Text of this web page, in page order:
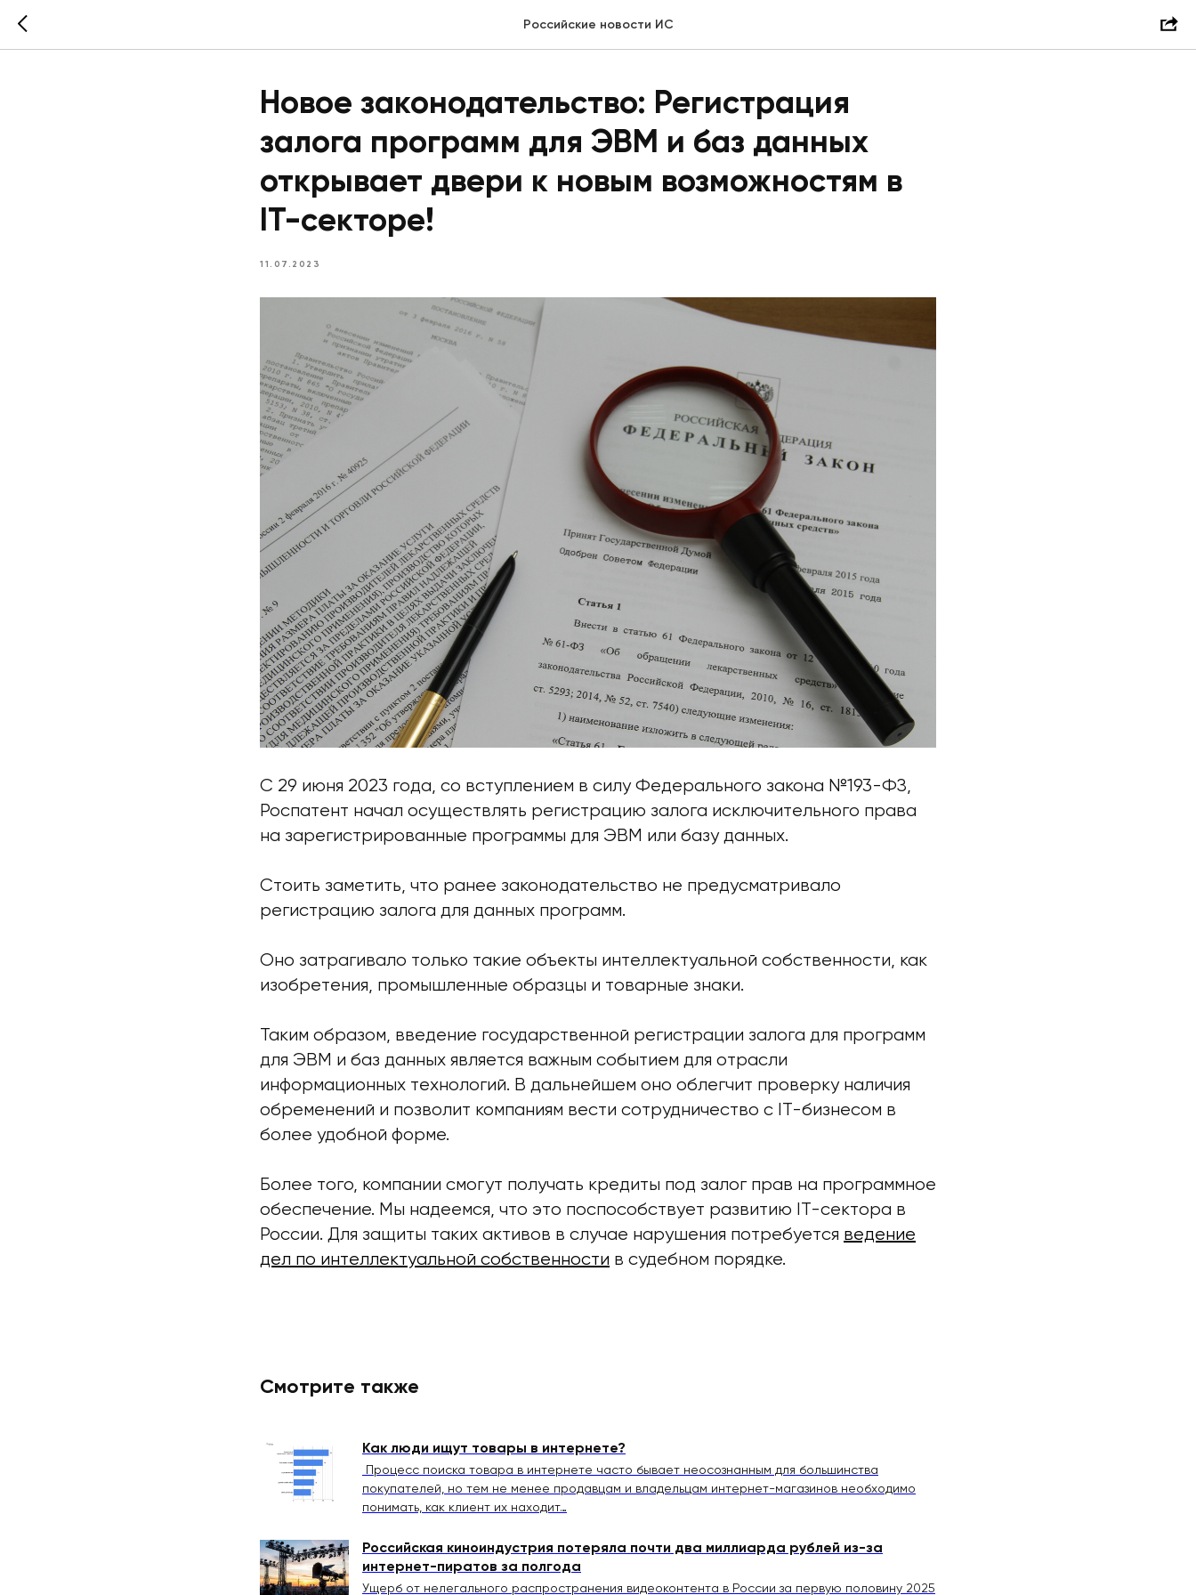
Российские новости ИС
Новое законодательство: Регистрация
залога программ для ЭВМ и баз данных
открывает двери к новым возможностям в
IT-секторе!
11.07.2023
С 29 июня 2023 года, со вступлением в силу Федерального закона №193-ФЗ,
Роспатент начал осуществлять регистрацию залога исключительного права
на зарегистрированные программы для ЭВМ или базу данных.
Стоить заметить, что ранее законодательство не предусматривало
регистрацию залога для данных программ.
Оно затрагивало только такие объекты интеллектуальной собственности, как
изобретения, промышленные образцы и товарные знаки.
Таким образом, введение государственной регистрации залога для программ
для ЭВМ и баз данных является важным событием для отрасли
информационных технологий. В дальнейшем оно облегчит проверку наличия
обременений и позволит компаниям вести сотрудничество с IT-бизнесом в
более удобной форме.
Более того, компании смогут получать кредиты под залог прав на программное
обеспечение. Мы надеемся, что это поспособствует развитию IT-сектора в
России. Для защиты таких активов в случае нарушения потребуется ведение
дел по интеллектуальной собственности в судебном порядке.
Смотрите также
Как люди ищут товары в интернете?
Процесс поиска товара в интернете часто бывает неосознанным для большинства
покупателей, но тем не менее продавцам и владельцам интернет-магазинов необходимо
понимать, как клиент их находит…
Российская киноиндустрия потеряла почти два миллиарда рублей из-за
интернет-пиратов за полгода
Ущерб от нелегального распространения видеоконтента в России за первую половину 2025